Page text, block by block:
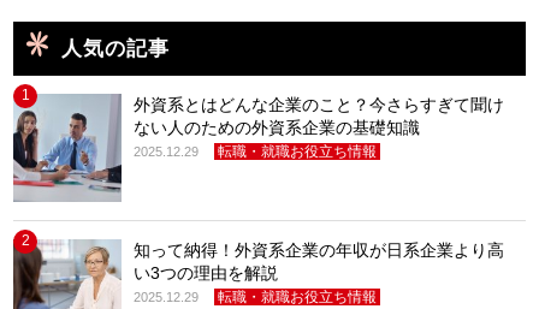
人気の記事
1
外資系とはどんな企業のこと？今さらすぎて聞け
ない人のための外資系企業の基礎知識
2025.12.29 転職・就職お役立ち情報
2
知って納得！外資系企業の年収が日系企業より高
い3つの理由を解説
2025.12.29 転職・就職お役立ち情報